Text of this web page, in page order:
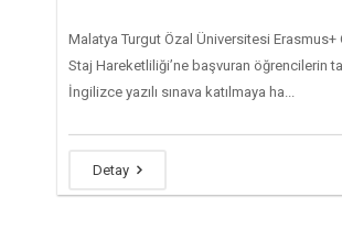
Malatya Turgut Özal Üniversitesi Erasmus+
Staj Hareketliliği’ne başvuran öğrencilerin
İngilizce yazılı sınava katılmaya ha...
Detay